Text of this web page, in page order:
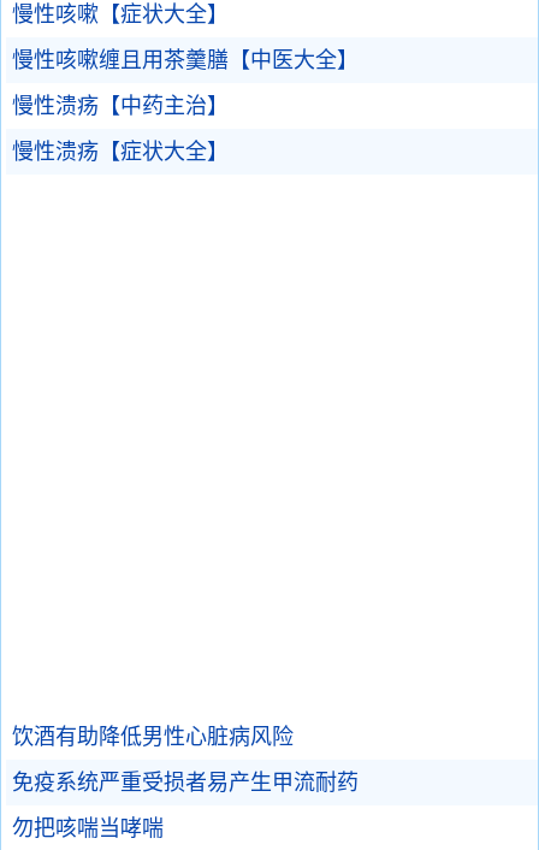
慢性咳嗽【症状大全】
慢性咳嗽缠且用茶羹膳【中医大全】
慢性溃疡【中药主治】
慢性溃疡【症状大全】
饮酒有助降低男性心脏病风险
免疫系统严重受损者易产生甲流耐药
勿把咳喘当哮喘